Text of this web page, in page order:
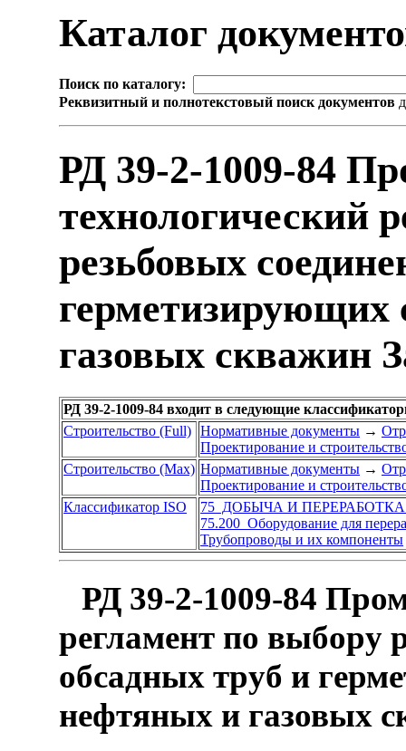
Каталог
Поиск по каталогу:
Реквизитный и полнотекстовый поиск документов
РД 39-2-1009-84
технологический
резьбовых
герметизирующих
газовых скважин
РД 39-2-1009-84 входит в следующие
Строительство (Full) Нормативные документы →
Проектирование и
Строительство (Max) Нормативные документы →
Проектирование и
Классификатор ISO
75 ДОБЫЧА И
75.200 Оборудование для
Трубопроводы и их компоненты
РД 39-2-1009-84
регламент по выбору
обсадных труб и
нефтяных и газовых